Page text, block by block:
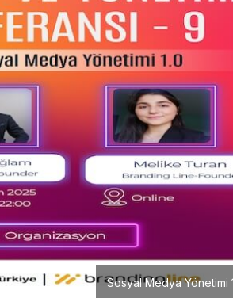
Sosyal Medya Yönetimi
Rumeli
Atölyesi
Oldu